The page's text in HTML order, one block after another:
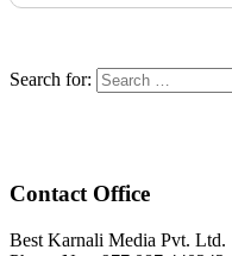
Search for:
Contact Office
Best Karnali Media Pvt. Ltd.